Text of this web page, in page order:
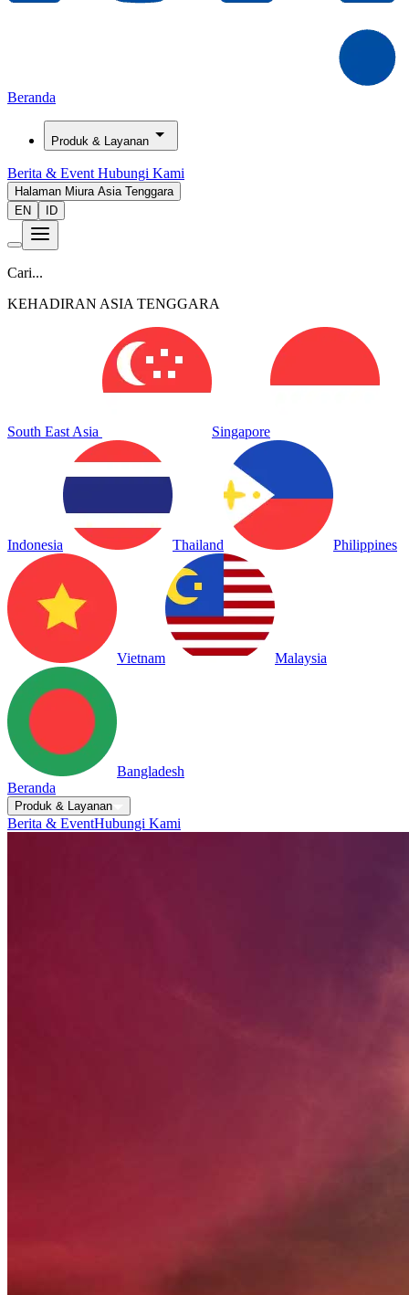
Beranda
Produk & Layanan
Berita & Event Hubungi Kami
Halaman Miura Asia Tenggara
EN
ID
Cari...
KEHADIRAN ASIA TENGGARA
South East Asia Singapore
Indonesia Thailand Philippines
Vietnam Malaysia
Bangladesh
Beranda
Produk & Layanan
Berita & EventHubungi Kami